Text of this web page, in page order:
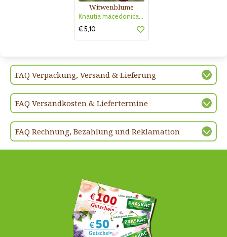
Witwenblume
Knautia macedonica 'Mars Midget'
€ 5,10
FAQ Verpackung, Versand & Lieferung
FAQ Versandkosten & Liefertermine
FAQ Rechnung, Bezahlung und Reklamation